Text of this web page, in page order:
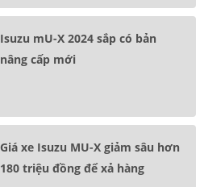
Isuzu mU-X 2024 sắp có bản
nâng cấp mới
Giá xe Isuzu MU-X giảm sâu hơn
180 triệu đồng để xả hàng